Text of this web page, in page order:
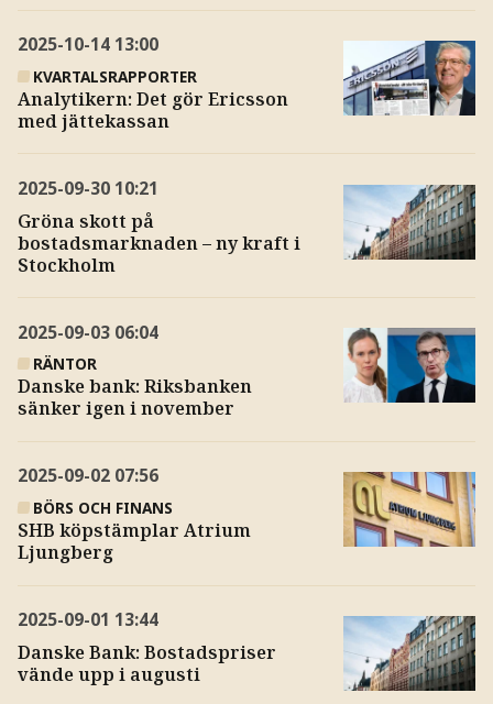
2025-10-14 13:00
KVARTALSRAPPORTER
Analytikern: Det gör Ericsson
med jättekassan
2025-09-30 10:21
Gröna skott på
bostadsmarknaden – ny kraft i
Stockholm
2025-09-03 06:04
RÄNTOR
Danske bank: Riksbanken
sänker igen i november
2025-09-02 07:56
BÖRS OCH FINANS
SHB köpstämplar Atrium
Ljungberg
2025-09-01 13:44
Danske Bank: Bostadspriser
vände upp i augusti